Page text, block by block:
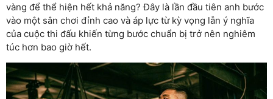
vàng để thể hiện hết khả năng? Đây là lần đầu tiên anh bước
vào một sân chơi đỉnh cao và áp lực từ kỳ vọng lẫn ý nghĩa
của cuộc thi đấu khiến từng bước chuẩn bị trở nên nghiêm
túc hơn bao giờ hết.